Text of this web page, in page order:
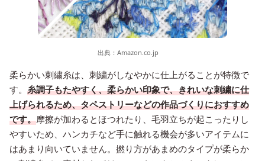
出典： Amazon.co.jp
柔らかい刺繍糸は、刺繍がしなやかに仕上がることが特徴で
す。 糸調子もたやすく、柔らかい印象で、きれいな刺繍に仕
上げられるため、タペストリーなどの作品づくりにおすすめ
です。摩擦が加わるとほつれたり、毛羽立ちが起こったりし
やすいため、ハンカチなど手に触れる機会が多いアイテムに
はあまり向いていません。撚り方があまめのタイプが柔らか